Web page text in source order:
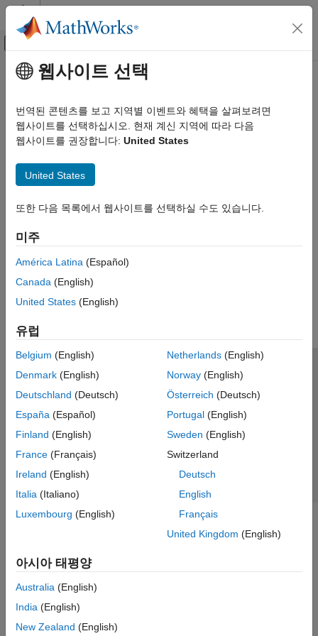
콘텐츠로 바로 가기
오프캔버스 탐색 메뉴 토글
문서 홈
주요 콘텐츠
웹사이트 선택
번역된 콘텐츠를 보고 지역별 이벤트와 혜택을 살펴보려면
웹사이트를 선택하십시오. 현재 계신 지역에 따라 다음
웹사이트를 권장합니다: United States
United States
또한 다음 목록에서 웹사이트를 선택하실 수도 있습니다.
미주
América Latina (Español)
Canada (English)
United States (English)
유럽
Belgium (English)
Denmark (English)
Deutschland (Deutsch)
España (Español)
Finland (English)
France (Français)
Ireland (English)
Italia (Italiano)
Luxembourg (English)
Netherlands(English)
Norway(English)
Österreich (Deutsch)
Portugal(English)
Sweden (English)
Switzerland
Deutsch
English
Français
United Kingdom (English)
아시아 태평양
Australia (English)
India (English)
New Zealand (English)
신뢰 센터 등록 상표 개인정보 취급방침
불법 복제 방지
애플리케이션 상태
© 1994-2026 The MathWorks, Inc.